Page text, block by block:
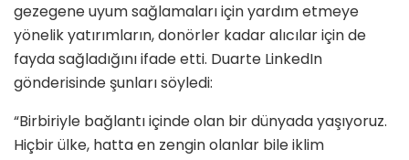
gezegene uyum sağlamaları için yardım etmeye
yönelik yatırımların, donörler kadar alıcılar için de
fayda sağladığını ifade etti. Duarte LinkedIn
gönderisinde şunları söyledi:
“Birbiriyle bağlantı içinde olan bir dünyada yaşıyoruz.
Hiçbir ülke, hatta en zengin olanlar bile iklim